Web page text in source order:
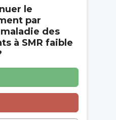
le
par
des
à SMR faible